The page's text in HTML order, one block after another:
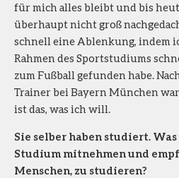
für mich alles bleibt und bis
überhaupt nicht groß
schnell eine Ablenkung, indem
Rahmen des Sportstudiums
zum Fußball gefunden habe.
Trainer bei Bayern München
ist das, was ich will.
Sie selber haben studiert.
Studium mitnehmen und
Menschen, zu studieren?